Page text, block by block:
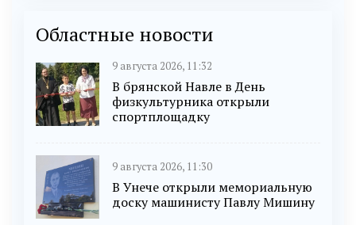
Областные новости
9 августа 2026, 11:32
В брянской Навле в День
физкультурника открыли
спортплощадку
9 августа 2026, 11:30
В Унече открыли мемориальную
доску машинисту Павлу Мишину